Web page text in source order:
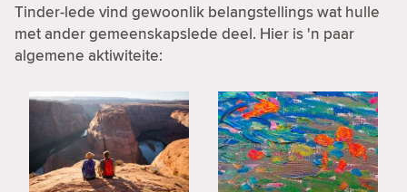
Tinder-lede vind gewoonlik belangstellings wat hulle
met ander gemeenskapslede deel. Hier is 'n paar
algemene aktiwiteite: